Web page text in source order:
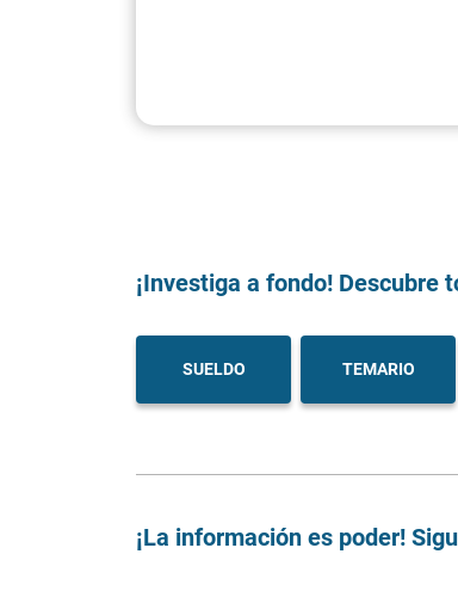
¡Investiga a fondo! Descubre
SUELDO TEMARIO
¡La información es poder!